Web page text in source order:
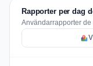
Rapporter per dag
Användarrapporter